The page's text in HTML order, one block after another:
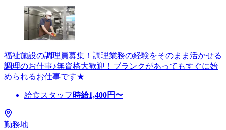
福祉施設の調理員募集！調理業務の経験をそのまま活かせる
調理のお仕事♪無資格大歓迎！ブランクがあってもすぐに始
められるお仕事です★
給食スタッフ 時給1,400円〜
勤務地